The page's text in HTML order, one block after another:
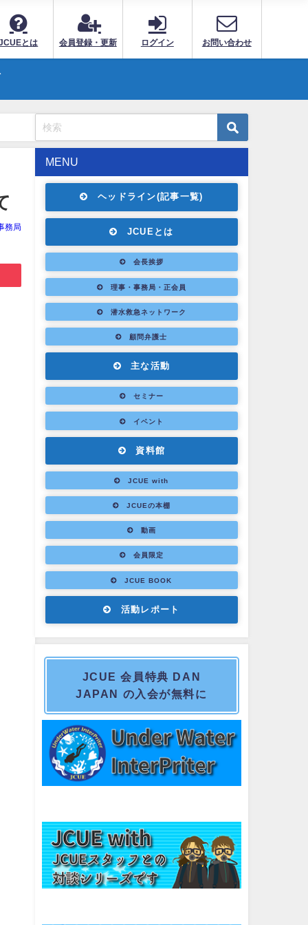
とは 会員登録・更新 ログイン お問い合わせ
務局
MENU
ヘッドライン(記事一覧)
JCUEとは
会長挨拶
理事・事務局・正会員
潜水救急ネットワーク
顧問弁護士
主な活動
セミナー
イベント
資料館
JCUE with
JCUEの本棚
動画
会員限定
JCUE BOOK
活動レポート
JCUE 会員特典 DAN
JAPAN の入会が無料に